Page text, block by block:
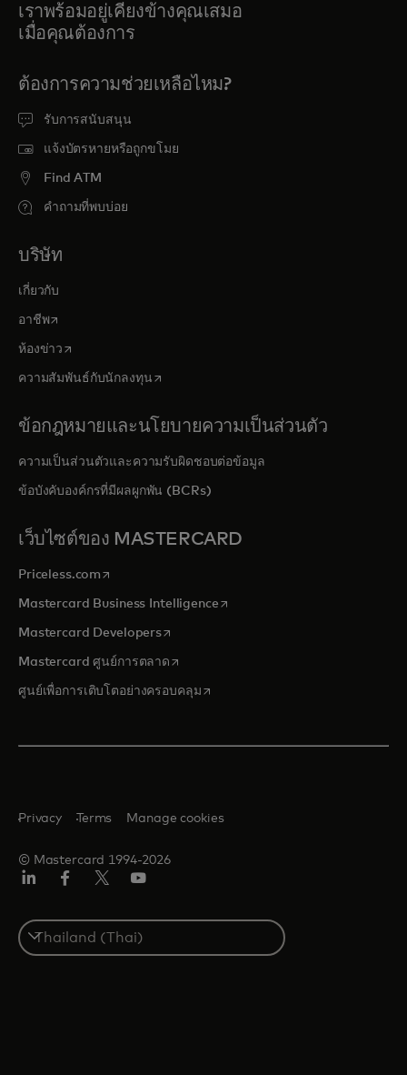
เราพร้อมอยู่เคียงข้างคุณเสมอ
เมื่อคุณต้องการ
ต้องการความช่วยเหลือไหม?
รับการสนับสนุน
แจ้งบัตรหายหรือถูกขโมย
Find ATM
คำถามที่พบบ่อย
บริษัท
เกี่ยวกับ
อาชีพopens in a new tab
ห้องข่าว opens in a new tab
ความสัมพันธ์กับนักลงทุนopens in a new tab
ข้อกฎหมายและนโยบายความเป็นส่วนตัว
ความเป็นส่วนตัวและความรับผิดชอบต่อข้อมูล
ข้อบังคับองค์กรที่มีผลผูกพัน (BCRs)
เว็บไซต์ของ MASTERCARD
Priceless.com opens in a new tab
Mastercard Business Intelligenceopens in a new tab
Mastercard Developersopens in a new tab
Mastercard ศูนย์การตลาด opens in a new tab
ศูนย์เพื่อการเติบโตอย่างครอบคลุมopens in a new tab
© Mastercard 1994-2026
Privacy Terms Manage cookies
Select
a
country
เตอร์/
เอ็กซ์